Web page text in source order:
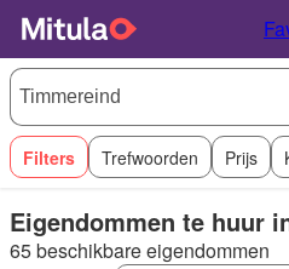
Filters Trefwoorden Prijs
Eigendommen te huur
65 beschikbare eigendommen